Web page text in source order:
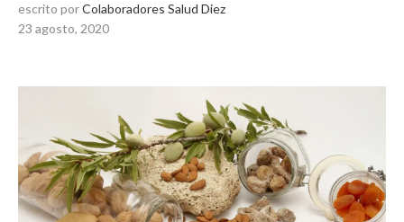
escrito porColaboradores Salud Diez
23 agosto, 2020